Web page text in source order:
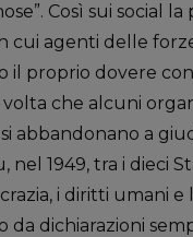
Così sui social
cui agenti delle
il proprio dovere
volta che alcuni
si abbandonano a
nel 1949, tra i
i diritti umani
da dichiarazioni